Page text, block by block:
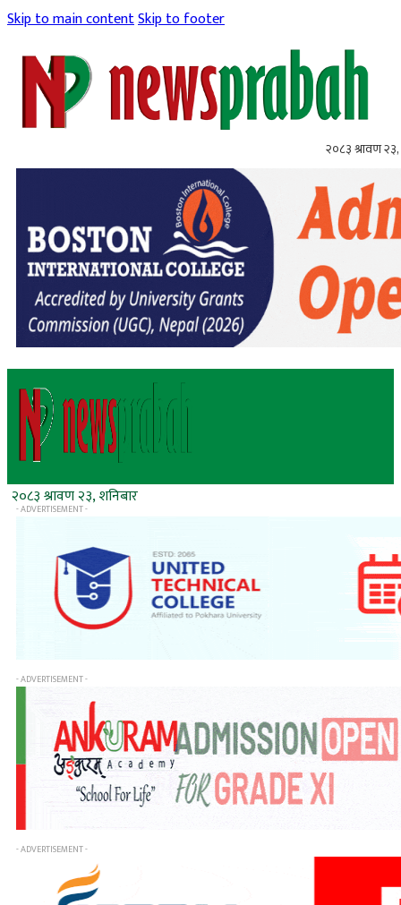
Skip to main contentSkip to footer
२०८३ श्रावण २३,
२०८३ श्रावण २३, शनिबार
- ADVERTISEMENT -
- ADVERTISEMENT -
- ADVERTISEMENT -